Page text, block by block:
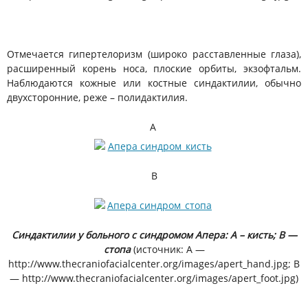
Отмечается гипертелоризм (широко расставленные глаза),
расширенный корень носа, плоские орбиты, экзофтальм.
Наблюдаются кожные или костные синдактилии, обычно
двухсторонние, реже – полидактилия.
A
B
Синдактилии у больного с синдромом Апера:A – кисть; B —
стопа(источник: A —
http://www.thecraniofacialcenter.org/images/apert_hand.jpg; B
— http://www.thecraniofacialcenter.org/images/apert_foot.jpg)